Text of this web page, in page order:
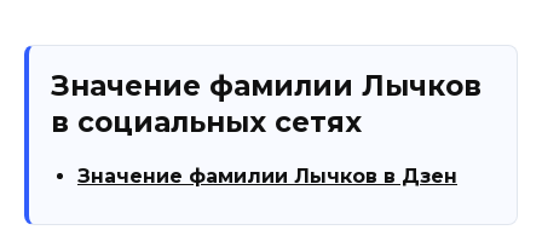
Значение фамилии Лычков
в социальных сетях
Значение фамилии Лычков в Дзен